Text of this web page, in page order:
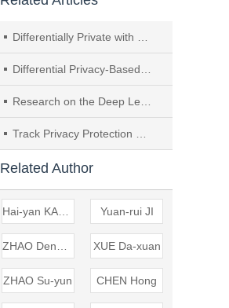
Differentially Private with Sparse and Smooth Self-Distillation
Differential Privacy-Based Double Energy Auction Privacy-Preserving on Consortium Blockchain
Research on the Deep Learning Method Based on Data Feature Relevance and Adaptive Differential Privacy
Track Privacy Protection Scheme Based on Adaptive Continuous Time in Crowdsensing
Related Author
Yuan-rui JI
XUE Da-xuan
ZHAO Su-yun CHEN Hong